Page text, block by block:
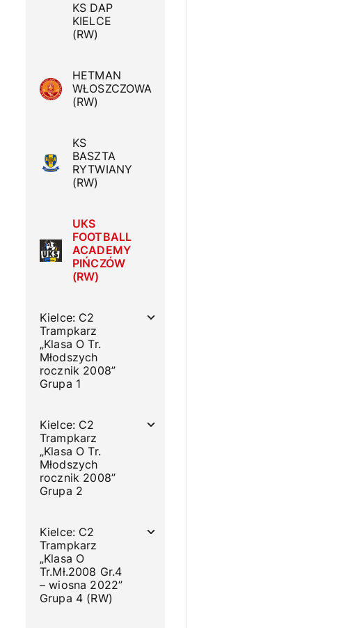
KS DAP
KIELCE
(RW)
HETMAN
WŁOSZCZOWA
(RW)
KS
BASZTA
RYTWIANY
(RW)
UKS
FOOTBALL
ACADEMY
PIŃCZÓW
(RW)
Kielce: C2
Trampkarz
„Klasa O Tr.
Młodszych
rocznik 2008”
Grupa 1
Kielce: C2
Trampkarz
„Klasa O Tr.
Młodszych
rocznik 2008”
Grupa 2
Kielce: C2
Trampkarz
„Klasa O
Tr.Mł.2008 Gr.4
– wiosna 2022”
Grupa 4 (RW)